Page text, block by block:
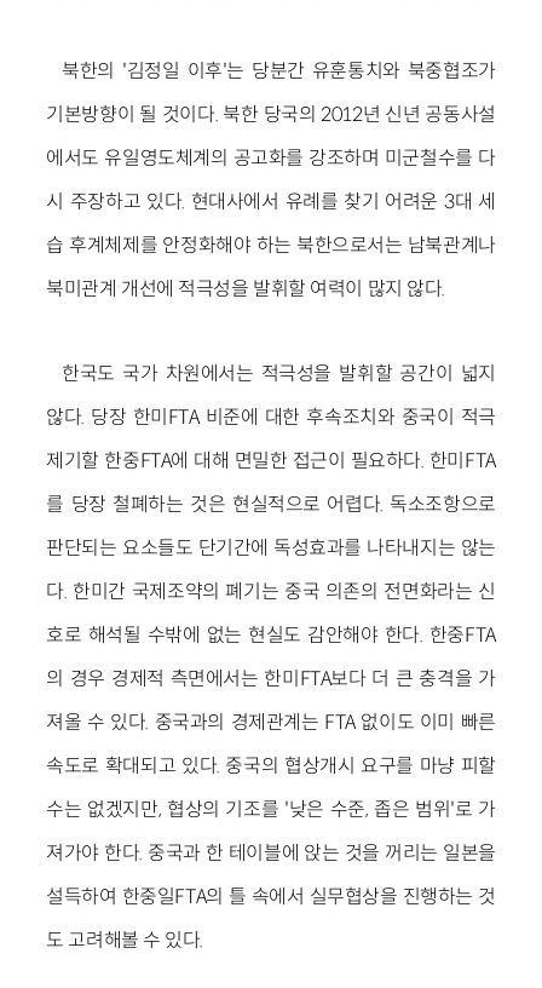
북한의 '김정일 이후'는 당분간 유훈통치와 북중협조가
기본방향이 될 것이다. 북한 당국의 2012년 신년 공동사설
에서도 유일영도체계의 공고화를 강조하며 미군철수를 다
시 주장하고 있다. 현대사에서 유례를 찾기 어려운 3대 세
습 후계체제를 안정화해야 하는 북한으로서는 남북관계나
북미관계 개선에 적극성을 발휘할 여력이 많지 않다.
한국도 국가 차원에서는 적극성을 발휘할 공간이 넓지
않다. 당장 한미FTA 비준에 대한 후속조치와 중국이 적극
제기할 한중FTA에 대해 면밀한 접근이 필요하다. 한미FTA
를 당장 철폐하는 것은 현실적으로 어렵다. 독소조항으로
판단되는 요소들도 단기간에 독성효과를 나타내지는 않는
다. 한미간 국제조약의 폐기는 중국 의존의 전면화라는 신
호로 해석될 수밖에 없는 현실도 감안해야 한다. 한중FTA
의 경우 경제적 측면에서는 한미FTA보다 더 큰 충격을 가
져올 수 있다. 중국과의 경제관계는 FTA 없이도 이미 빠른
속도로 확대되고 있다. 중국의 협상개시 요구를 마냥 피할
수는 없겠지만, 협상의 기조를 '낮은 수준, 좁은 범위'로 가
져가야 한다. 중국과 한 테이블에 앉는 것을 꺼리는 일본을
설득하여 한중일FTA의 틀 속에서 실무협상을 진행하는 것
도 고려해볼 수 있다.